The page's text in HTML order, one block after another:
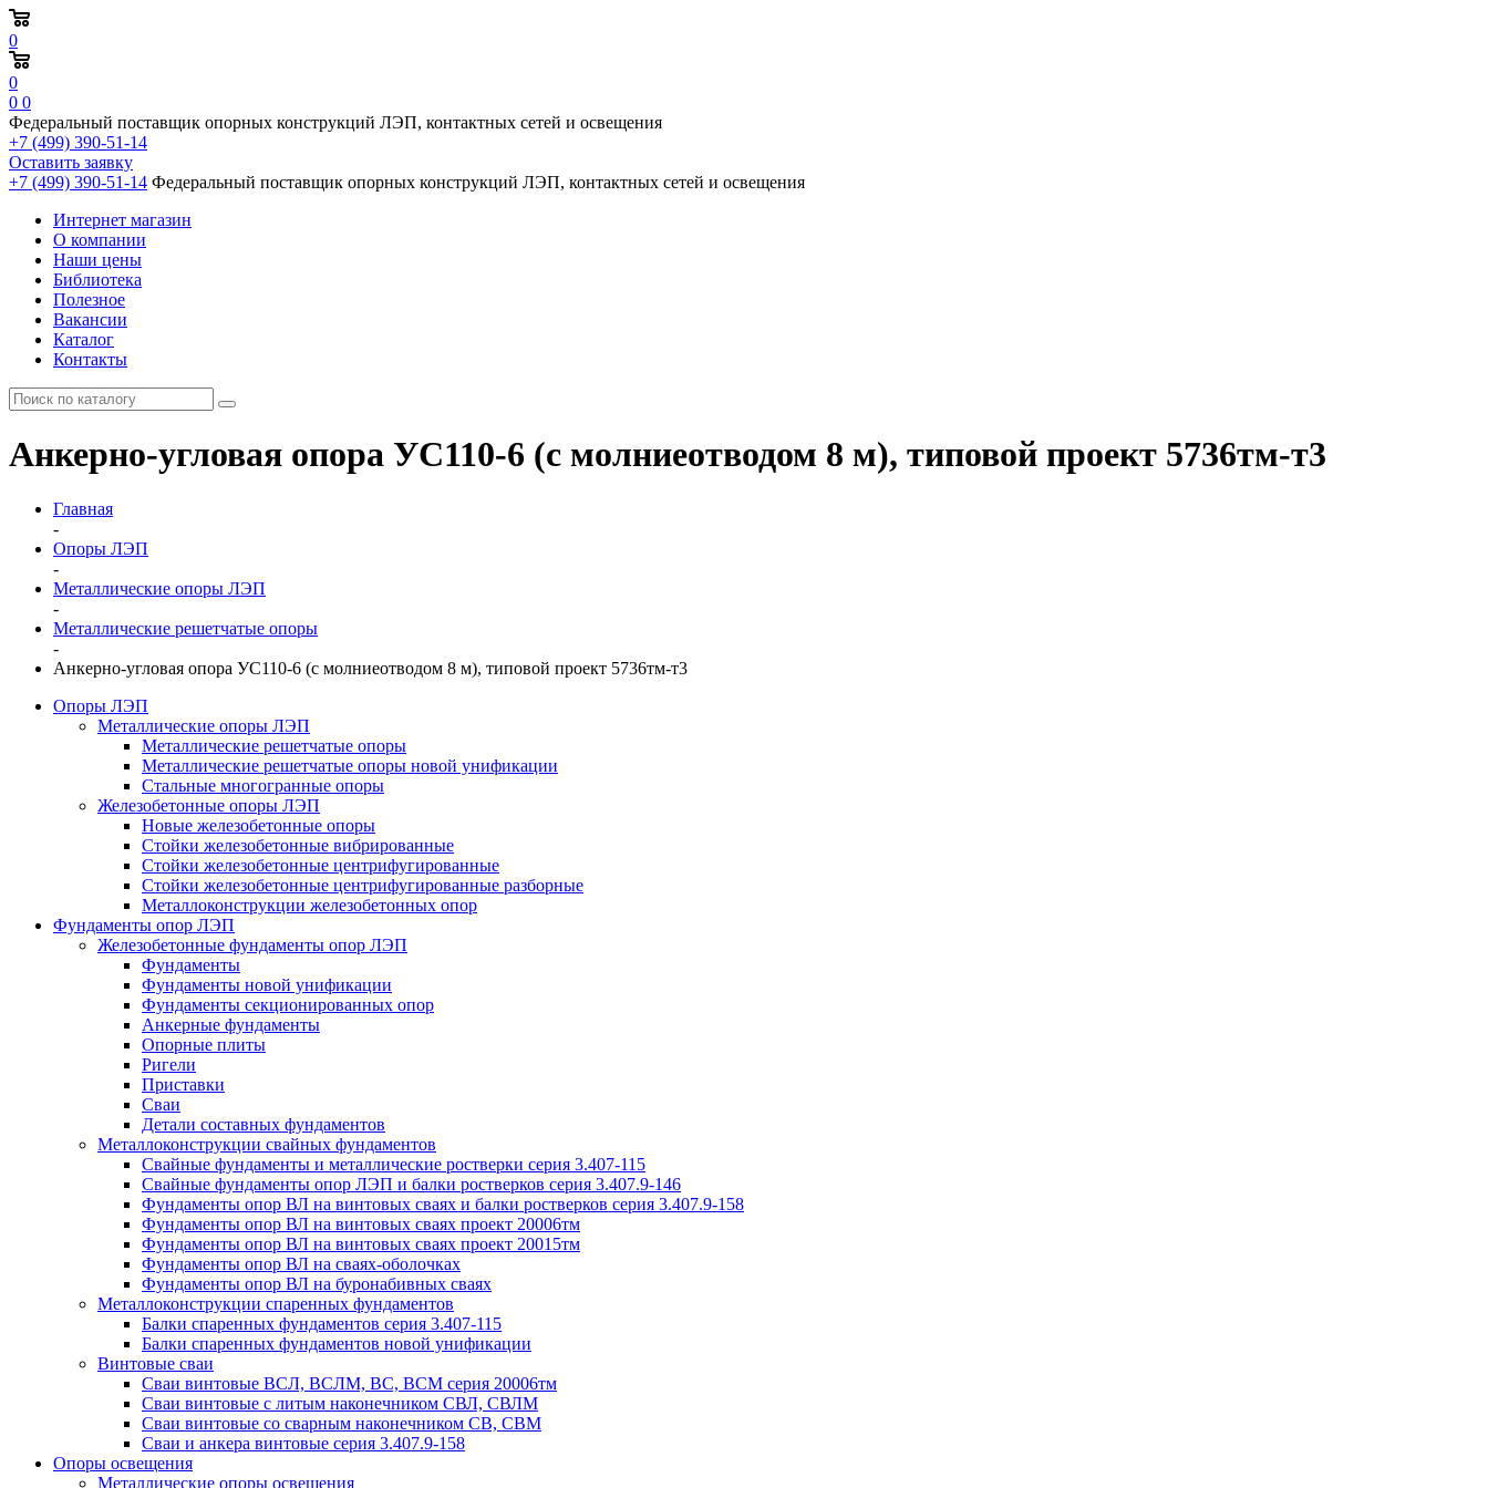
0
0
0 0
Федеральный поставщик опорных конструкций ЛЭП, контактных сетей и освещения
+7 (499) 390-51-14
Оставить заявку
+7 (499) 390-51-14 Федеральный поставщик опорных конструкций ЛЭП, контактных сетей и освещения
Интернет магазин
О компании
Наши цены
Библиотека
Полезное
Вакансии
Каталог
Контакты
Анкерно-угловая опора УС110-6 (с молниеотводом 8 м), типовой проект 5736тм-т3
Главная
-
Опоры ЛЭП
-
Металлические опоры ЛЭП
-
Металлические решетчатые опоры
-
Анкерно-угловая опора УС110-6 (с молниеотводом 8 м), типовой проект 5736тм-т3
Опоры ЛЭП
Металлические опоры ЛЭП
Металлические решетчатые опоры
Металлические решетчатые опоры новой унификации
Стальные многогранные опоры
Железобетонные опоры ЛЭП
Новые железобетонные опоры
Стойки железобетонные вибрированные
Стойки железобетонные центрифугированные
Стойки железобетонные центрифугированные разборные
Металлоконструкции железобетонных опор
Фундаменты опор ЛЭП
Железобетонные фундаменты опор ЛЭП
Фундаменты
Фундаменты новой унификации
Фундаменты секционированных опор
Анкерные фундаменты
Опорные плиты
Ригели
Приставки
Сваи
Детали составных фундаментов
Металлоконструкции свайных фундаментов
Свайные фундаменты и металлические ростверки серия 3.407-115
Свайные фундаменты опор ЛЭП и балки ростверков серия 3.407.9-146
Фундаменты опор ВЛ на винтовых сваях и балки ростверков серия 3.407.9-158
Фундаменты опор ВЛ на винтовых сваях проект 20006тм
Фундаменты опор ВЛ на винтовых сваях проект 20015тм
Фундаменты опор ВЛ на сваях-оболочках
Фундаменты опор ВЛ на буронабивных сваях
Металлоконструкции спаренных фундаментов
Балки спаренных фундаментов серия 3.407-115
Балки спаренных фундаментов новой унификации
Винтовые сваи
Сваи винтовые ВСЛ, ВСЛМ, ВС, ВСМ серия 20006тм
Сваи винтовые с литым наконечником СВЛ, СВЛМ
Сваи винтовые со сварным наконечником СВ, СВМ
Сваи и анкера винтовые серия 3.407.9-158
Опоры освещения
Металлические опоры освещения